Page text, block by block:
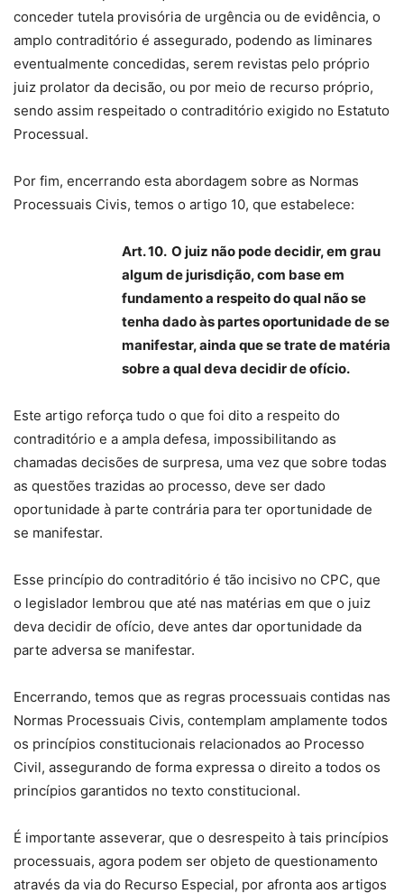
conceder tutela provisória de urgência ou de evidência, o
amplo contraditório é assegurado, podendo as liminares
eventualmente concedidas, serem revistas pelo próprio
juiz prolator da decisão, ou por meio de recurso próprio,
sendo assim respeitado o contraditório exigido no Estatuto
Processual.
Por fim, encerrando esta abordagem sobre as Normas
Processuais Civis, temos o artigo 10, que estabelece:
Art. 10. O juiz não pode decidir, em grau
algum de jurisdição, com base em
fundamento a respeito do qual não se
tenha dado às partes oportunidade de se
manifestar, ainda que se trate de matéria
sobre a qual deva decidir de ofício.
Este artigo reforça tudo o que foi dito a respeito do
contraditório e a ampla defesa, impossibilitando as
chamadas decisões de surpresa, uma vez que sobre todas
as questões trazidas ao processo, deve ser dado
oportunidade à parte contrária para ter oportunidade de
se manifestar.
Esse princípio do contraditório é tão incisivo no CPC, que
o legislador lembrou que até nas matérias em que o juiz
deva decidir de ofício, deve antes dar oportunidade da
parte adversa se manifestar.
Encerrando, temos que as regras processuais contidas nas
Normas Processuais Civis, contemplam amplamente todos
os princípios constitucionais relacionados ao Processo
Civil, assegurando de forma expressa o direito a todos os
princípios garantidos no texto constitucional.
É importante asseverar, que o desrespeito à tais princípios
processuais, agora podem ser objeto de questionamento
através da via do Recurso Especial, por afronta aos artigos